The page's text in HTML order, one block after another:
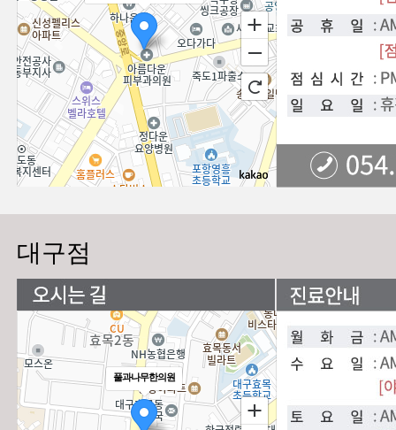
대구점
풀과나무한의원